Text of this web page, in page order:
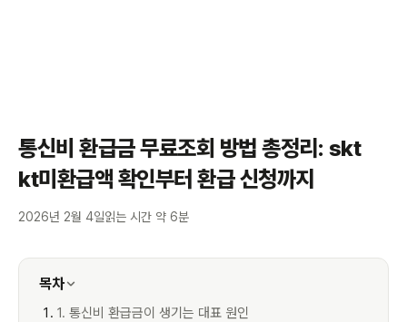
통신비 환급금 무료조회 방법 총정리: skt
kt미환급액 확인부터 환급 신청까지
2026년 2월 4일읽는 시간 약 6분
목차
1. 통신비 환급금이 생기는 대표 원인